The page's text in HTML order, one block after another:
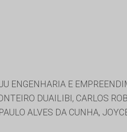
ENGENHARIA E
DUAILIBI, CARLOS
ALVES DA CUNHA,